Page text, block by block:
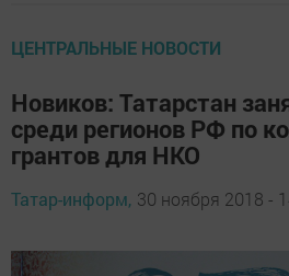
ЦЕНТРАЛЬНЫЕ НОВОСТИ
Новиков: Татарстан
среди регионов РФ по
грантов для НКО
Татар-информ, 30 ноября 2018 -